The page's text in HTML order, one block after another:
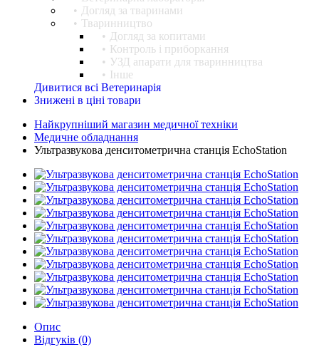
Догляд за тваринами
Тваринництво
Догляд за копитами
Контроль і приборкання
УЗД апарати для тваринництва
Інше
Дивитися всі Ветеринарія
Знижені в ціні товари
Найкрупніший магазин медичної техніки
Медичне обладнання
Ультразвукова денситометрична станція EchoStation
Опис
Відгуків (0)